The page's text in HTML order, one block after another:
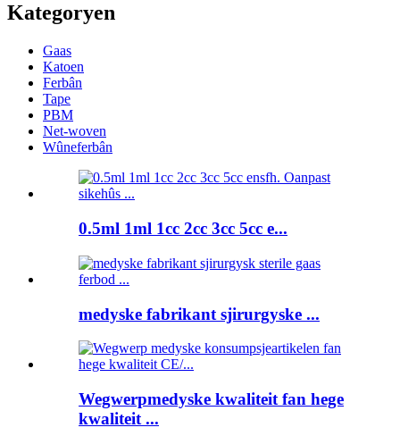
Kategoryen
Gaas
Katoen
Ferbân
Tape
PBM
Net-woven
Wûneferbân
0.5ml 1ml 1cc 2cc 3cc 5cc e...
medyske fabrikant sjirurgyske ...
Wegwerpmedyske kwaliteit fan hege
kwaliteit ...